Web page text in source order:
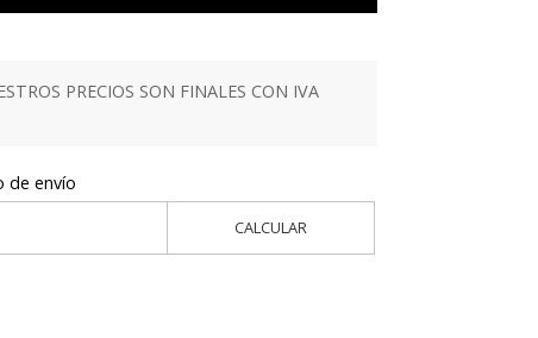
PRECIOS SON FINALES CON IVA
de envío
CALCULAR